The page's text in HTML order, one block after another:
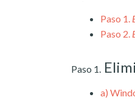
Paso 1.
Paso 2.
Paso 1.
a)